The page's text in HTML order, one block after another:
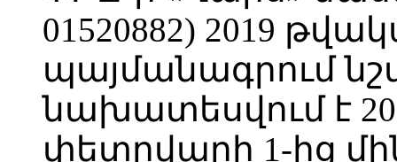
01520882) 2019
պայմանագրում
նախատեսվում է
փետրվարի 1-ից